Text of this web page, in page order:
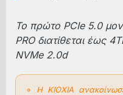
Το πρώτο PCIe 5.0
PRO διατίθεται έως
NVMe 2.0d
Η KIOXIA